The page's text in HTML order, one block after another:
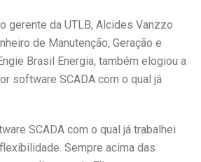
gerente da UTLB, Alcides Vanzzo
de Manutenção, Geração e
Brasil Energia, também elogiou a
software SCADA com o qual já
SCADA com o qual já trabalhei
Sempre acima das